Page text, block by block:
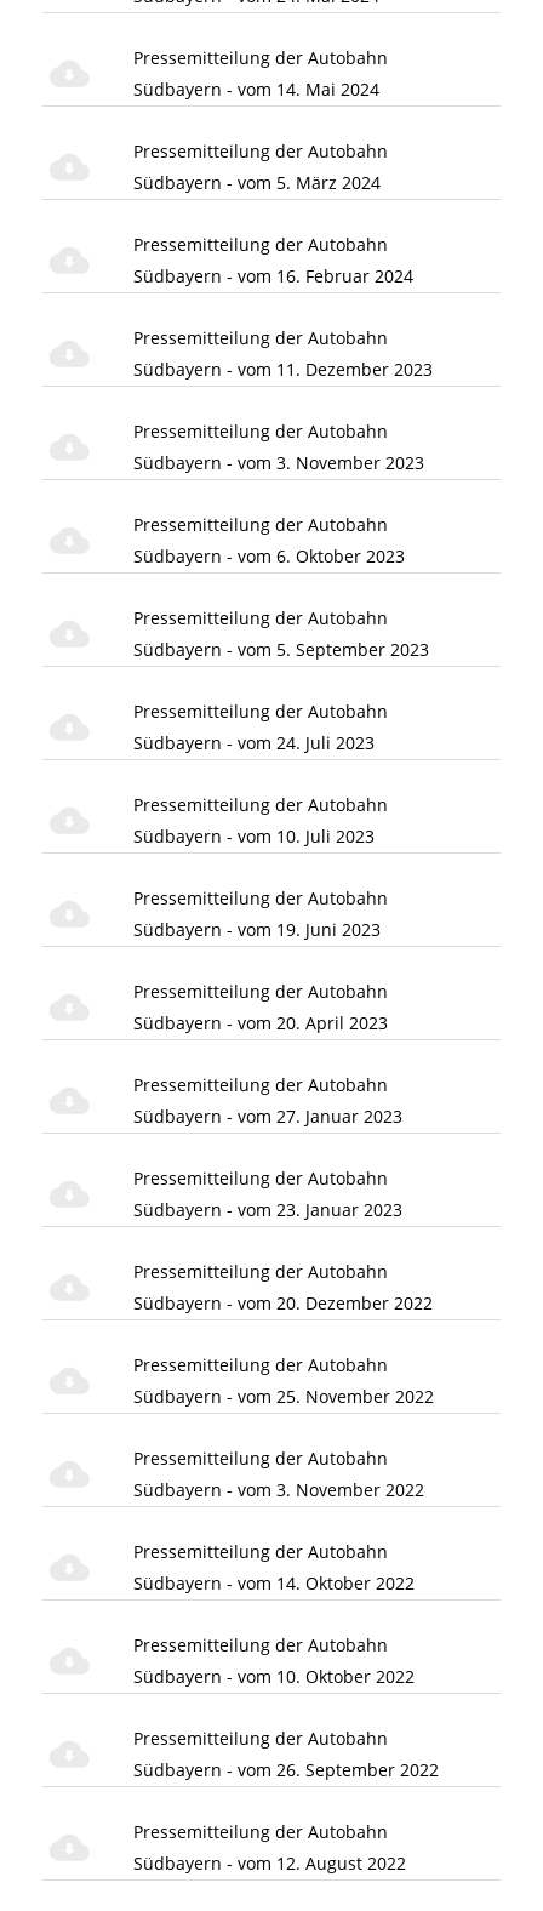
Pressemitteilung der Autobahn
Südbayern - vom 14. Mai 2024
Pressemitteilung der Autobahn
Südbayern - vom 5. März 2024
Pressemitteilung der Autobahn
Südbayern - vom 16. Februar 2024
Pressemitteilung der Autobahn
Südbayern - vom 11. Dezember 2023
Pressemitteilung der Autobahn
Südbayern - vom 3. November 2023
Pressemitteilung der Autobahn
Südbayern - vom 6. Oktober 2023
Pressemitteilung der Autobahn
Südbayern - vom 5. September 2023
Pressemitteilung der Autobahn
Südbayern - vom 24. Juli 2023
Pressemitteilung der Autobahn
Südbayern - vom 10. Juli 2023
Pressemitteilung der Autobahn
Südbayern - vom 19. Juni 2023
Pressemitteilung der Autobahn
Südbayern - vom 20. April 2023
Pressemitteilung der Autobahn
Südbayern - vom 27. Januar 2023
Pressemitteilung der Autobahn
Südbayern - vom 23. Januar 2023
Pressemitteilung der Autobahn
Südbayern - vom 20. Dezember 2022
Pressemitteilung der Autobahn
Südbayern - vom 25. November 2022
Pressemitteilung der Autobahn
Südbayern - vom 3. November 2022
Pressemitteilung der Autobahn
Südbayern - vom 14. Oktober 2022
Pressemitteilung der Autobahn
Südbayern - vom 10. Oktober 2022
Pressemitteilung der Autobahn
Südbayern - vom 26. September 2022
Pressemitteilung der Autobahn
Südbayern - vom 12. August 2022